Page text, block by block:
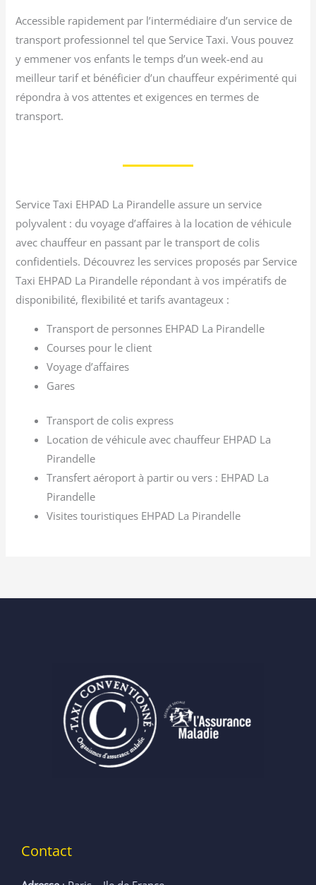
Accessible rapidement par l’intermédiaire d’un service de
transport professionnel tel que Service Taxi. Vous pouvez
y emmener vos enfants le temps d’un week-end au
meilleur tarif et bénéficier d’un chauffeur expérimenté qui
répondra à vos attentes et exigences en termes de
transport.
Service Taxi EHPAD La Pirandelle assure un service
polyvalent : du voyage d’affaires à la location de véhicule
avec chauffeur en passant par le transport de colis
confidentiels. Découvrez les services proposés par Service
Taxi EHPAD La Pirandelle répondant à vos impératifs de
disponibilité, flexibilité et tarifs avantageux :
Transport de personnes EHPAD La Pirandelle
Courses pour le client
Voyage d’affaires
Gares
Transport de colis express
Location de véhicule avec chauffeur EHPAD La
Pirandelle
Transfert aéroport à partir ou vers : EHPAD La
Pirandelle
Visites touristiques EHPAD La Pirandelle
Contact